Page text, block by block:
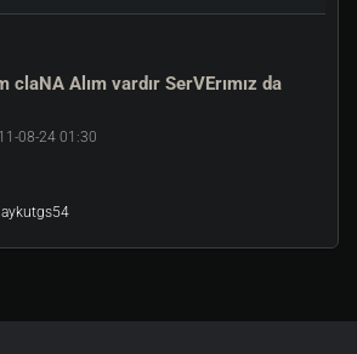
claNA Alım vardır SerVErımız da
08-24 01:30
aykutgs54